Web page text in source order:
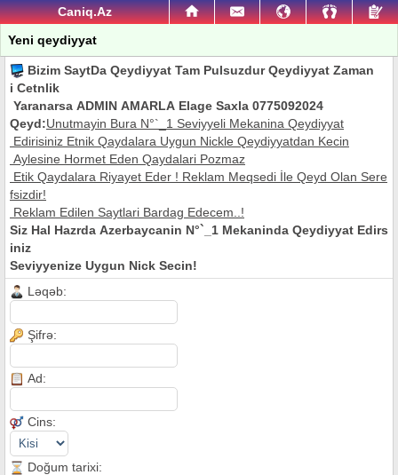
Caniq.Az
Yeni qeydiyyat
Bizim SaytDa Qeydiyyat Tam Pulsuzdur Qeydiyyat Zaman
i Cetnlik
Yaranarsa ADMIN AMARLA Elage Saxla 0775092024
Qeyd:Unutmayin Bura N°`_1 Seviyyeli Mekanina Qeydiyyat
Edirisiniz Etnik Qaydalara Uygun Nickle Qeydiyyatdan Kecin
Aylesine Hormet Eden Qaydalari Pozmaz
Etik Qaydalara Riyayet Eder ! Reklam Meqsedi İle Qeyd Olan Sere
fsizdir!
Reklam Edilen Saytlari Bardag Edecem..!
Siz Hal Hazrda Azerbaycanin N°`_1 Mekaninda Qeydiyyat Edirs
iniz
Seviyyenize Uygun Nick Secin!
Ləqəb:
Şifrə:
Ad:
Cins:
Doğum tarixi: